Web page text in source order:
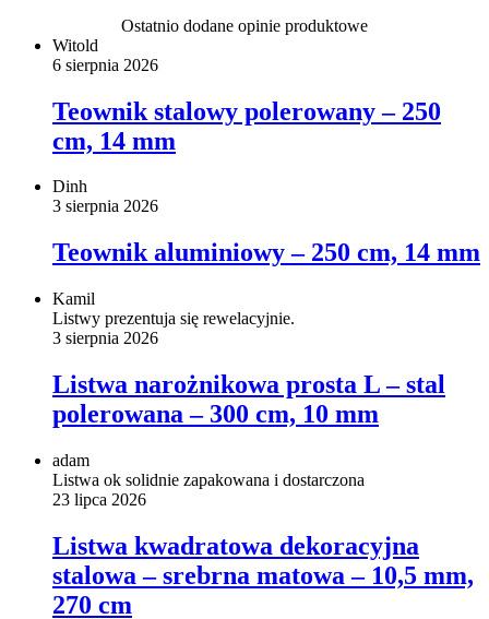
Ostatnio dodane opinie produktowe
Witold
6 sierpnia 2026
Teownik stalowy polerowany – 250
cm, 14 mm
Dinh
3 sierpnia 2026
Teownik aluminiowy – 250 cm, 14 mm
Kamil
Listwy prezentuja się rewelacyjnie.
3 sierpnia 2026
Listwa narożnikowa prosta L – stal
polerowana – 300 cm, 10 mm
adam
Listwa ok solidnie zapakowana i dostarczona
23 lipca 2026
Listwa kwadratowa dekoracyjna
stalowa – srebrna matowa – 10,5 mm,
270 cm